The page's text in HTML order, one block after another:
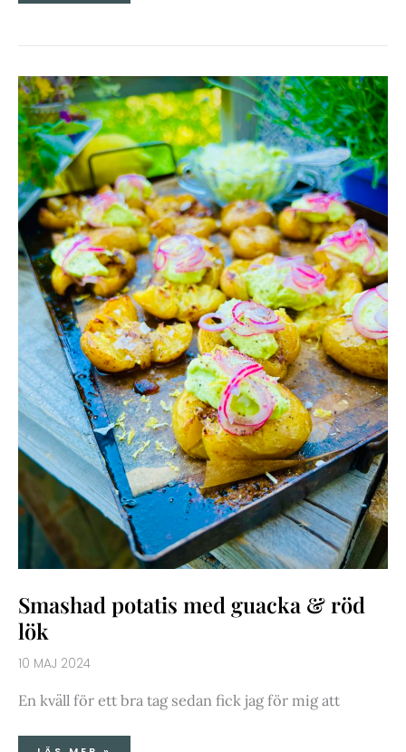
Smashad potatis med guacka & röd
lök
10 MAJ 2024
En kväll för ett bra tag sedan fick jag för mig att
SMASHAD
POTATIS
MED
GUACKA
&
RÖD
LÖK